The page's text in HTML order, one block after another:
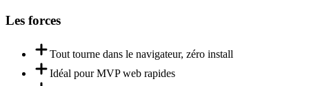
Les forces
Tout tourne dans le navigateur, zéro install
Idéal pour MVP web rapides